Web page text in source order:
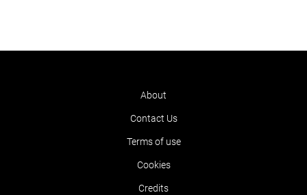
About
Contact Us
Terms of use
Cookies
Credits